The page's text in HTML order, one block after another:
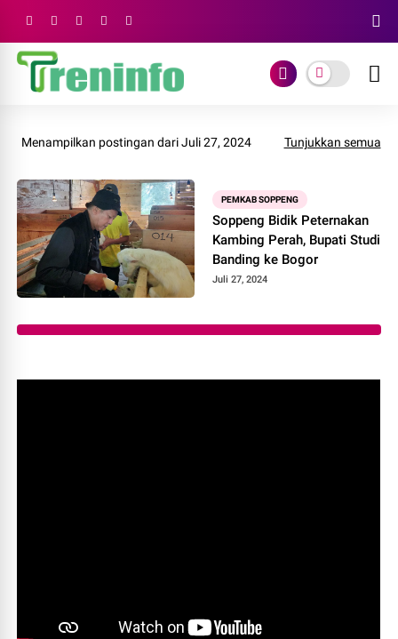
Menampilkan postingan dari Juli 27, 2024 Tunjukkan semua
PEMKAB SOPPENG
Soppeng Bidik Peternakan
Kambing Perah, Bupati Studi
Banding ke Bogor
Juli 27, 2024